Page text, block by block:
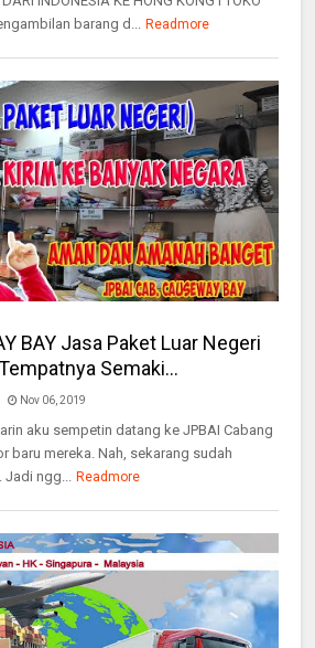
barang d... Readmore
BAY Jasa Paket Luar Negeri
Semaki...
Nov 06, 2019
aku sempetin datang ke JPBAI Cabang
baru mereka. Nah, sekarang sudah
Jadi ngg... Readmore